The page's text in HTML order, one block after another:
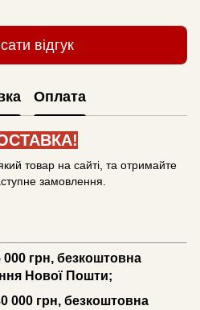
відгук
Оплата
товар на сайті, та отримайте
замовлення.
000 грн, безкоштовна
Нової Пошти;
000 грн, безкоштовна